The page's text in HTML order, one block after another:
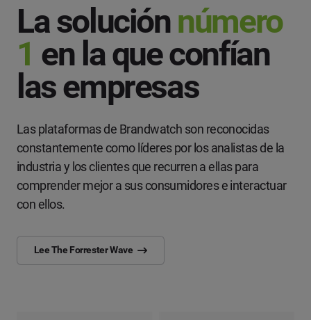
La soluciónnúmero
1 en la que confían
las empresas
Las plataformas de Brandwatch son reconocidas
constantemente como líderes por los analistas de la
industria y los clientes que recurren a ellas para
comprender mejor a sus consumidores e interactuar
con ellos.
Lee The Forrester Wave